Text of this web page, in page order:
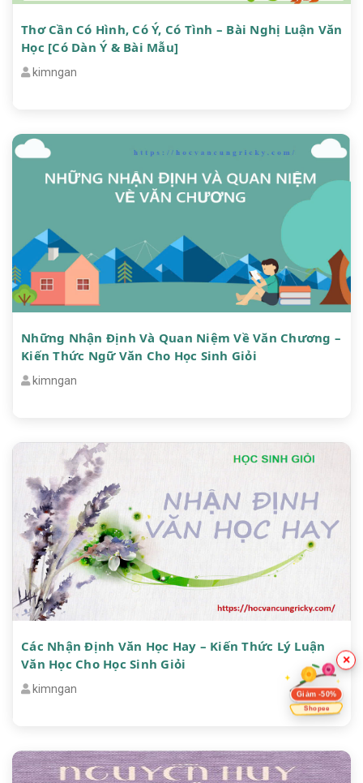
Thơ Cần Có Hình, Có Ý, Có Tình – Bài Nghị Luận Văn
Học [Có Dàn Ý & Bài Mẫu]
kimngan
Những Nhận Định Và Quan Niệm Về Văn Chương –
Kiến Thức Ngữ Văn Cho Học Sinh Giỏi
kimngan
Các Nhận Định Văn Học Hay – Kiến Thức Lý Luận
Văn Học Cho Học Sinh Giỏi
kimngan
×
Giảm -50%
Shopee